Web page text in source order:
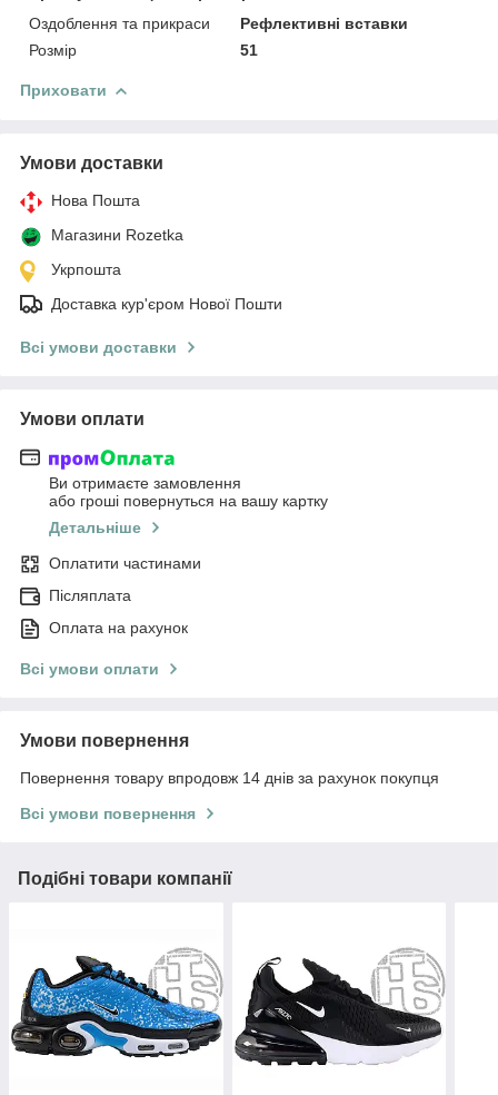
Оздоблення та прикраси
Рефлективні вставки
Розмір
51
Приховати
Умови доставки
Нова Пошта
Магазини Rozetka
Укрпошта
Доставка кур'єром Нової Пошти
Всі умови доставки
Умови оплати
Ви отримаєте замовлення
або гроші повернуться на вашу картку
Детальніше
Оплатити частинами
Післяплата
Оплата на рахунок
Всі умови оплати
Умови повернення
Повернення товару впродовж 14 днів за рахунок покупця
Всі умови повернення
Подібні товари компанії